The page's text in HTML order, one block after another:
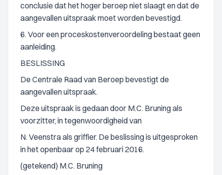
conclusie dat het hoger beroep niet slaagt en dat de
aangevallen uitspraak moet worden bevestigd.
6. Voor een proceskostenveroordeling bestaat geen
aanleiding.
BESLISSING
De Centrale Raad van Beroep bevestigt de
aangevallen uitspraak.
Deze uitspraak is gedaan door M.C. Bruning als
voorzitter, in tegenwoordigheid van
N. Veenstra als griffier. De beslissing is uitgesproken
in het openbaar op 24 februari 2016.
(getekend) M.C. Bruning